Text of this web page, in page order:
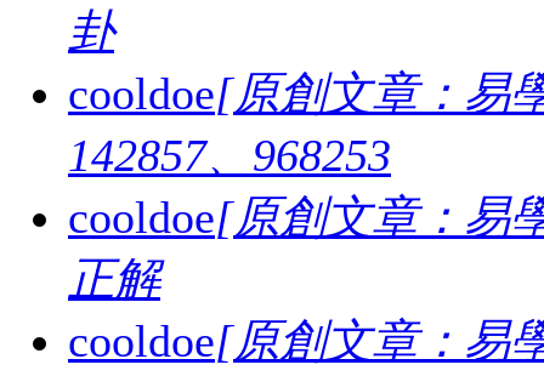
卦
cooldoe[原創文章：易
142857、968253
cooldoe[原創文章：易
正解
cooldoe[原創文章：易